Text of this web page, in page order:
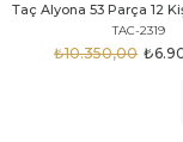
TAC-2318
₺10.350,00